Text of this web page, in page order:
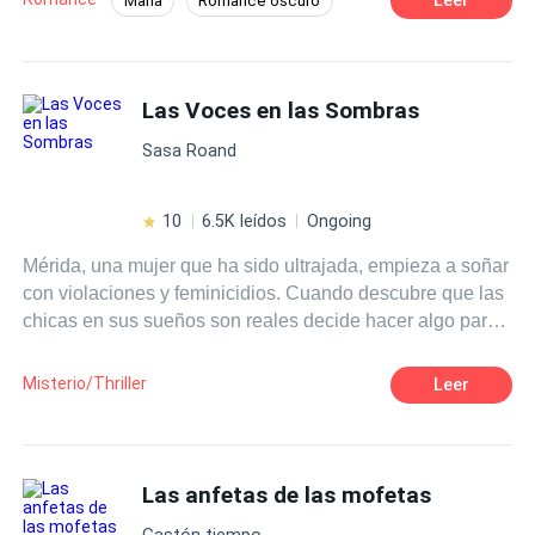
con los enemigos de su familia, aquellos que acabaron
camino tomar, decide tantear ambos terrenos, sin importar
que su misma vida esté en riesgo. Blair quiere vengar a
sus padres, pero también anhela el amor de su vida.
Traición Poder Femenino
Las Voces en las Sombras
Sasa Roand
10 6.5K leídos Ongoing
Mérida, una mujer que ha sido ultrajada, empieza a soñar
con violaciones y feminicidios. Cuando descubre que las
chicas en sus sueños son reales decide hacer algo para
Misterio/Thriller Leer
Las anfetas de las mofetas